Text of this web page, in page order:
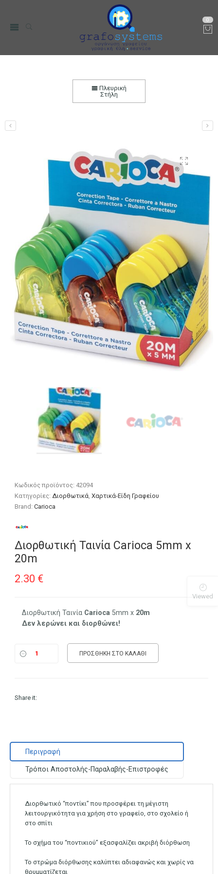
0
Χαρτικά-Είδη Γραφείου Διορθωτικά
Πλευρική
Στήλη
Κωδικός προϊόντος: 42094
Κατηγορίες:Διορθωτικά,Χαρτικά-Είδη Γραφείου
Brand:Carioca
Διορθωτική Ταινία Carioca 5mm x
20m
2.30 €
Διορθωτική Ταινία Carioca 5mm x 20m
Δεν λερώνει και διορθώνει!
ΠΡΟΣΘΉΚΗ ΣΤΟ ΚΑΛΆΘΙ
Share it:
Περιγραφή
Τρόποι Αποστολής-Παραλαβής-Επιστροφές
Διορθωτικό “ποντίκι” που προσφέρει τη μέγιστη
λειτουργικότητα για χρήση στο γραφείο, στο σχολείο ή
στο σπίτι
Το σχήμα του “ποντικιού” εξασφαλίζει ακριβή διόρθωση
Το στρώμα διόρθωσης καλύπτει αδιαφανώς και χωρίς να
θρυμματίζεται
Viewed